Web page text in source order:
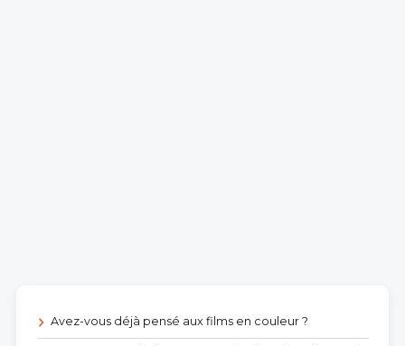
Avez-vous déjà pensé aux films en couleur ?